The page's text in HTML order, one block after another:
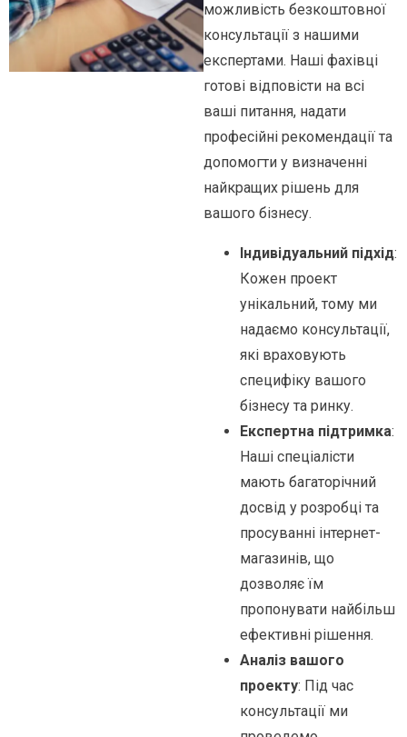
можливість безкоштовної
консультації з нашими
експертами. Наші фахівці
готові відповісти на всі
ваші питання, надати
професійні рекомендації та
допомогти у визначенні
найкращих рішень для
вашого бізнесу.
Індивідуальний підхід:
Кожен проект
унікальний, тому ми
надаємо консультації,
які враховують
специфіку вашого
бізнесу та ринку.
Експертна підтримка:
Наші спеціалісти
мають багаторічний
досвід у розробці та
просуванні інтернет-
магазинів, що
дозволяє їм
пропонувати найбільш
ефективні рішення.
Аналіз вашого
проекту: Під час
консультації ми